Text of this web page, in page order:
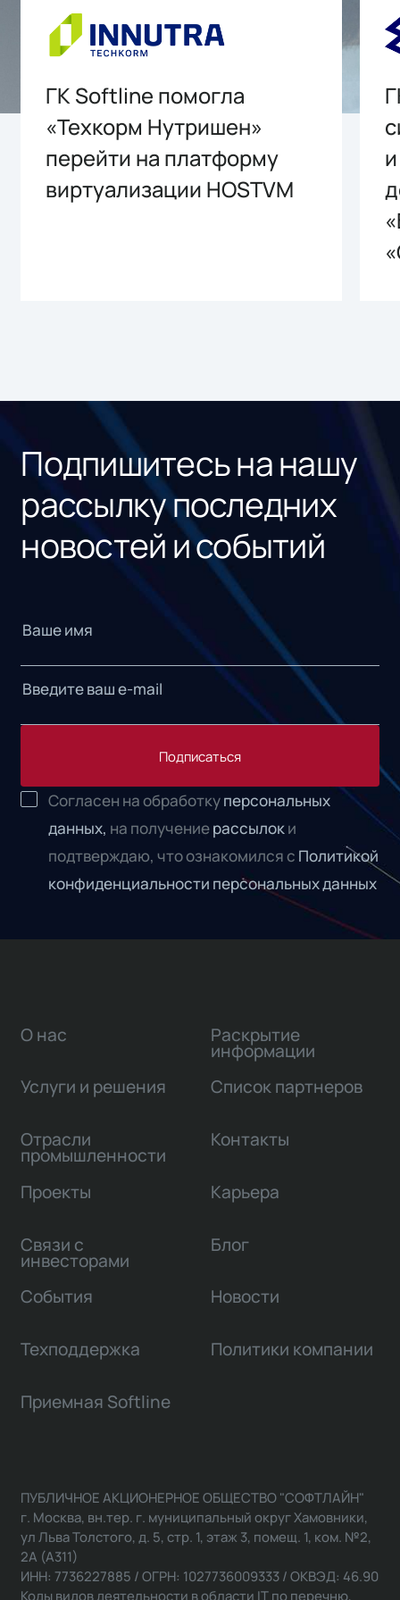
ГК Softline помогла
«Техкорм Нутришен»
перейти на платформу
виртуализации HOSTVM
Подпишитесь на нашу
рассылку последних
новостей и событий
Подписаться
Согласен на обработкуперсональных
данных, на получениерассылоки
подтверждаю, что ознакомился с Политикой
конфиденциальности персональных данных
О нас
Услуги и решения
Отрасли
промышленности
Проекты
Связи с
инвесторами
Раскрытие
информации
Список партнеров
Контакты
Карьера
Блог
События Новости
Техподдержка Политики компании
Приемная Softline
ПУБЛИЧНОЕ АКЦИОНЕРНОЕ ОБЩЕСТВО "СОФТЛАЙН"
г. Москва, вн.тер. г. муниципальный округ Хамовники,
ул Льва Толстого, д. 5, стр. 1, этаж 3, помещ. 1, ком. №2,
2А (А311)
ИНН: 7736227885 / ОГРН: 1027736009333 / ОКВЭД: 46.90
Коды видов деятельности в области IT по перечню,